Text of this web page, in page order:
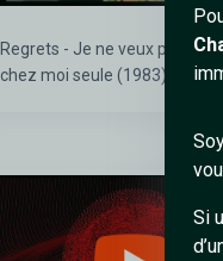
Si
Regrets - Je ne veux pas
chez moi seule (1983)